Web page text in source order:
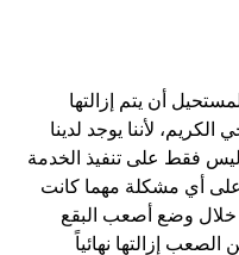
أن يتم إزالتها
لأننا يوجد لدينا
فقط على تنفيذ الخدمة
أي مشكلة مهما كانت
وضع أصعب البقع
إزالتها نهائياً